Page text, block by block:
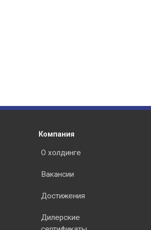
Компания
О холдинге
Вакансии
Достижения
Дилерские